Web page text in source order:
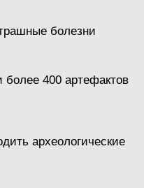
болезни
400 артефактов
археологические